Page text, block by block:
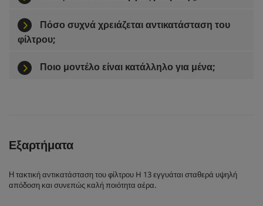
Πόσο συχνά χρειάζεται αντικατάσταση του
φίλτρου;
Ποιο μοντέλο είναι κατάλληλο για μένα;
Εξαρτήματα
Η τακτική αντικατάσταση του φίλτρου H 13 εγγυάται σταθερά υψηλή
απόδοση και συνεπώς καλή ποιότητα αέρα.